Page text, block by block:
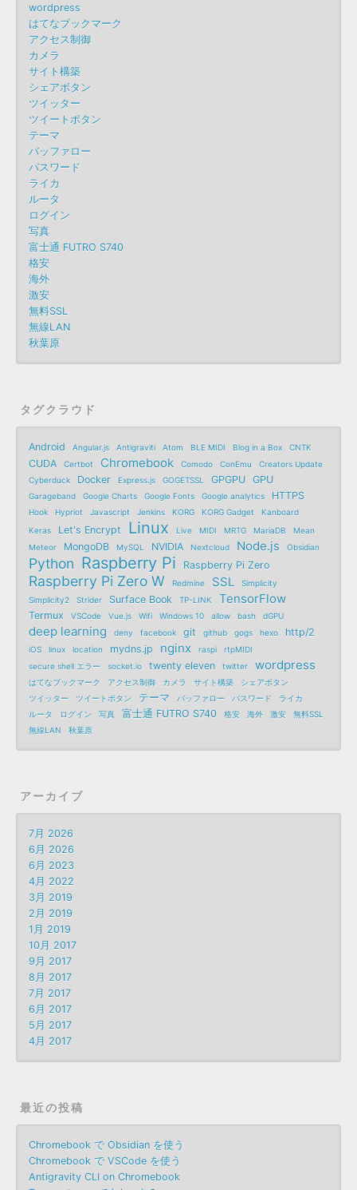
wordpress
はてなブックマーク
アクセス制御
カメラ
サイト構築
シェアボタン
ツイッター
ツイートボタン
テーマ
バッファロー
パスワード
ライカ
ルータ
ログイン
写真
富士通 FUTRO S740
格安
海外
激安
無料SSL
無線LAN
秋葉原
タグクラウド
Android Angular.js Antigraviti Atom BLE MIDI Blog in a Box CNTK
CUDA Certbot Chromebook Comodo ConEmu
Creators Update
Cyberduck
Docker Express.js GOGETSSL GPGPU GPU
Garageband Google Charts Google Fonts Google analytics HTTPS
Hook Hypriot Javascript Jenkins KORG KORG Gadget
Kanboard
Keras
Let's Encrypt Linux Live MIDI MRTG MariaDB
Mean
Meteor
MongoDB MySQL NVIDIA Nextcloud Node.js Obsidian
Python Raspberry Pi Raspberry Pi Zero
Raspberry Pi Zero W Redmine SSL
Simplicity
Simplicity2
Strider Surface Book TP-LINK TensorFlow
Termux VSCode Vue.js Wifi Windows 10 allow bash dGPU
deep learning deny facebook git github gogs hexo http/2
iOS linux location mydns.jp nginx raspi
rtpMIDI
secure shell エラー
socket.io twenty eleven twitter wordpress
はてなブックマーク アクセス制御 カメラ サイト構築
シェアボタン
ツイッター
ツイートボタン テーマ バッファロー パスワード
ライカ
ルータ
ログイン 写真 富士通 FUTRO S740 格安 海外 激安
無料SSL
無線LAN
秋葉原
アーカイブ
7月 2026
6月 2026
6月 2023
4月 2022
3月 2019
2月 2019
1月 2019
10月 2017
9月 2017
8月 2017
7月 2017
6月 2017
5月 2017
4月 2017
最近の投稿
Chromebook で Obsidian を使う
Chromebook で VSCode を使う
Antigravity CLI on Chromebook